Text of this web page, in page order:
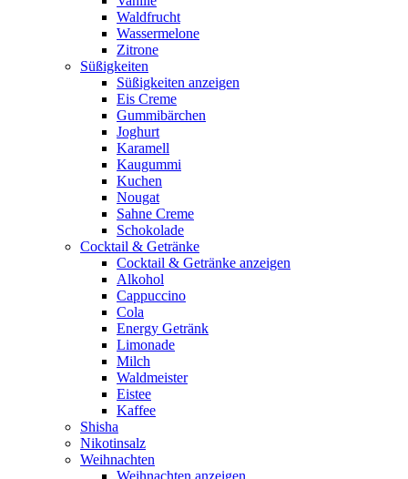
Waldfrucht
Wassermelone
Zitrone
Süßigkeiten
Süßigkeiten anzeigen
Eis Creme
Gummibärchen
Joghurt
Karamell
Kaugummi
Kuchen
Nougat
Sahne Creme
Schokolade
Cocktail & Getränke
Cocktail & Getränke anzeigen
Alkohol
Cappuccino
Cola
Energy Getränk
Limonade
Milch
Waldmeister
Eistee
Kaffee
Shisha
Nikotinsalz
Weihnachten
Weihnachten anzeigen